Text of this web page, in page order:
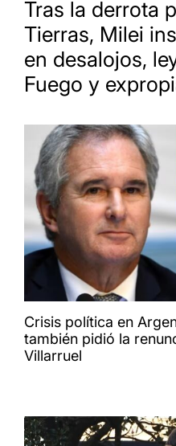
Tras la derrota
Tierras, Milei
en desalojos,
Fuego y
Crisis política en
también pidió la
Villarruel